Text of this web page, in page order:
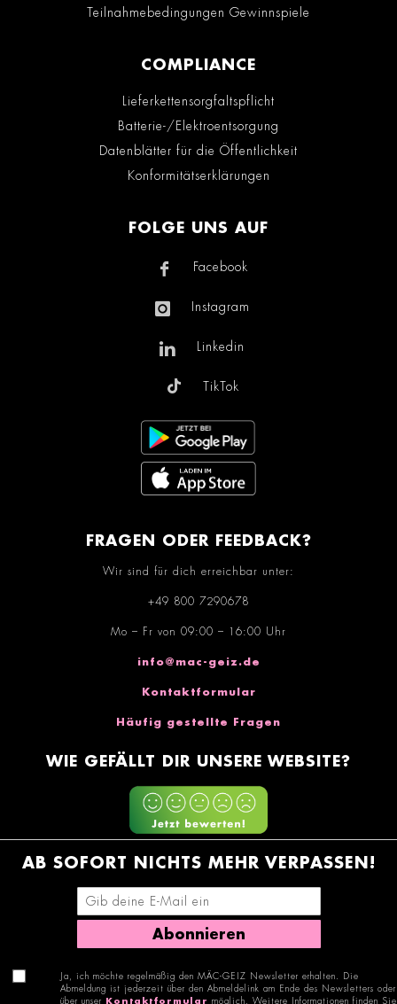
Teilnahmebedingungen Gewinnspiele
COMPLIANCE
Lieferkettensorgfaltspflicht
Batterie-/Elektroentsorgung
Datenblätter für die Öffentlichkeit
Konformitätserklärungen
FOLGE UNS AUF
Facebook
Instagram
Linkedin
TikTok
FRAGEN ODER FEEDBACK?
Wir sind für dich erreichbar unter:
+49 800 7290678
Mo – Fr von 09:00 – 16:00 Uhr
info@mac-geiz.de
Kontaktformular
Häufig gestellte Fragen
WIE GEFÄLLT DIR UNSERE WEBSITE?
AB SOFORT NICHTS MEHR VERPASSEN!
E-Mail-Adresse eingeben
Abonnieren
Ja, ich möchte regelmäßig den MÄC-GEIZ Newsletter erhalten. Die
Abmeldung ist jederzeit über den Abmeldelink am Ende des Newsletters oder
über unser
Kontaktformular möglich. Weitere Informationen finden Sie